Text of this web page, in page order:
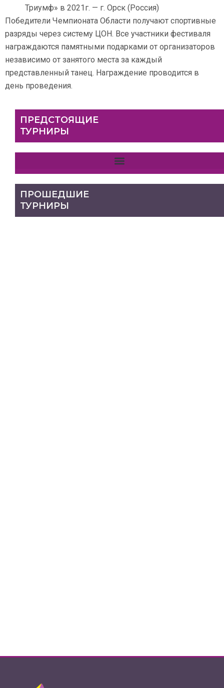
Триумф» в 2021г. — г. Орск (Россия)
Победители Чемпионата Области получают спортивные
разряды через систему ЦОН. Все участники фестиваля
награждаются памятными подарками от организаторов
независимо от занятого места за каждый
представленный танец. Награждение проводится в
день проведения.
ПРЕДСТОЯЩИЕ
ТУРНИРЫ
ПРОШЕДШИЕ
ТУРНИРЫ